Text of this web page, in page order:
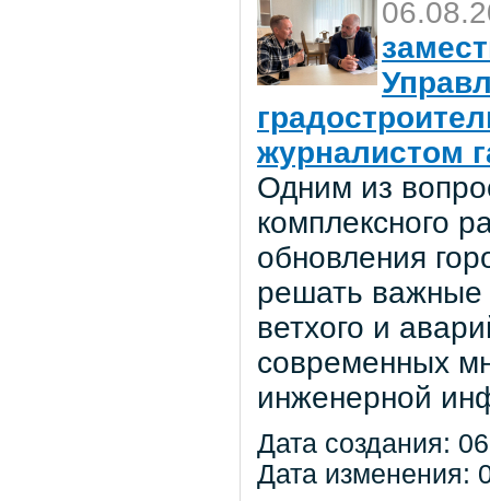
журналистом
Одним из
комплексного
обновления
решать важные
ветхого и
современных
инженерной
Дата создания:
Дата изменения: